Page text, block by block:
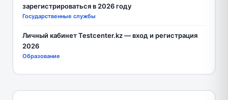
зарегистрироваться в 2026 году
Государственные службы
Личный кабинет Testcenter.kz — вход и регистрация
2026
Образование